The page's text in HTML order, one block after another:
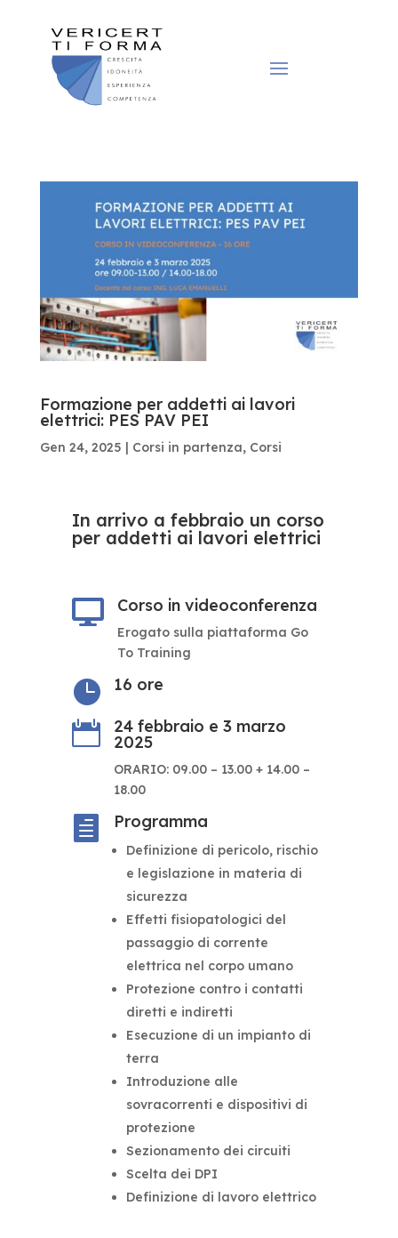
Formazione per addetti ai lavori
elettrici: PES PAV PEI
Gen 24, 2025 | Corsi in partenza, Corsi
In arrivo a febbraio un corso
per addetti ai lavori elettrici
 Corso in videoconferenza
Erogato sulla piattaforma Go
To Training
 16 ore
 24 febbraio e 3 marzo
2025
ORARIO: 09.00 – 13.00 + 14.00 –
18.00
 Programma
Definizione di pericolo, rischio
e legislazione in materia di
sicurezza
Effetti fisiopatologici del
passaggio di corrente
elettrica nel corpo umano
Protezione contro i contatti
diretti e indiretti
Esecuzione di un impianto di
terra
Introduzione alle
sovracorrenti e dispositivi di
protezione
Sezionamento dei circuiti
Scelta dei DPI
Definizione di lavoro elettrico